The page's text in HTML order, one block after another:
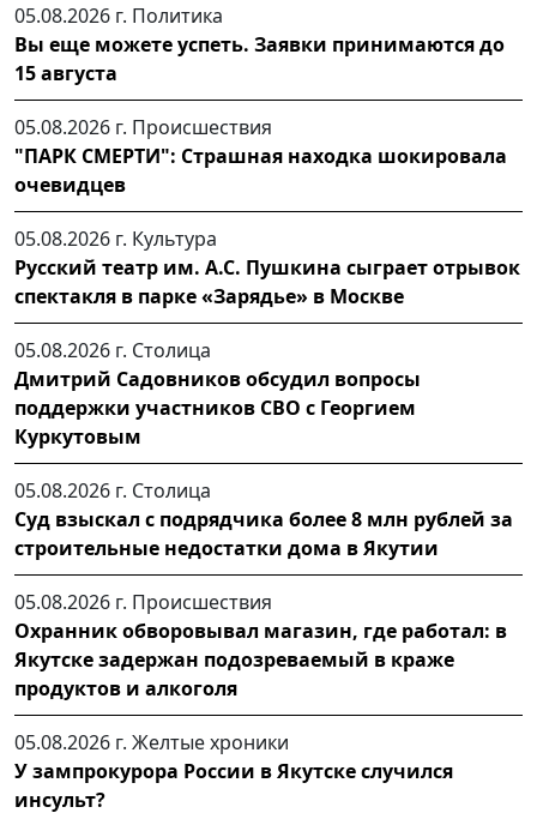
05.08.2026 г. Политика
Вы еще можете успеть. Заявки принимаются до
15 августа
05.08.2026 г. Происшествия
"ПАРК СМЕРТИ": Страшная находка шокировала
очевидцев
05.08.2026 г. Культура
Русский театр им. А.С. Пушкина сыграет отрывок
спектакля в парке «Зарядье» в Москве
05.08.2026 г. Столица
Дмитрий Садовников обсудил вопросы
поддержки участников СВО с Георгием
Куркутовым
05.08.2026 г. Столица
Суд взыскал с подрядчика более 8 млн рублей за
строительные недостатки дома в Якутии
05.08.2026 г. Происшествия
Охранник обворовывал магазин, где работал: в
Якутске задержан подозреваемый в краже
продуктов и алкоголя
05.08.2026 г. Желтые хроники
У зампрокурора России в Якутске случился
инсульт?